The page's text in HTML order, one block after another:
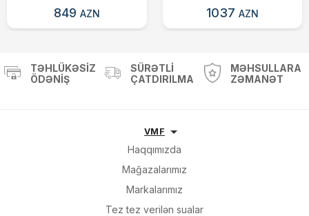
849AZN 1037AZN
TƏHLÜKƏSIZ
ÖDƏNIŞ
SÜRƏTLI
ÇATDIRILMA
MƏHSULLARA
ZƏMANƏT
VMF
Haqqımızda
Mağazalarımız
Markalarımız
Tez tez verilən sualar